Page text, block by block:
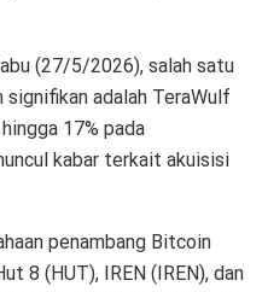
(27/5/2026), salah satu
signifikan adalah TeraWulf
17% pada
kabar terkait akuisisi
penambang Bitcoin
8 (HUT), IREN (IREN), dan